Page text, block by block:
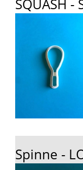
SQUASH -
Spinne -